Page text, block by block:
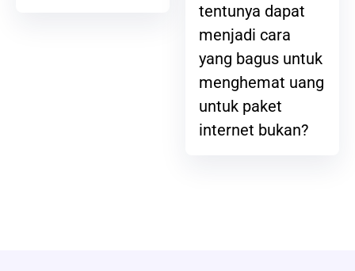
tentunya dapat
menjadi cara
yang bagus untuk
menghemat uang
untuk paket
internet bukan?